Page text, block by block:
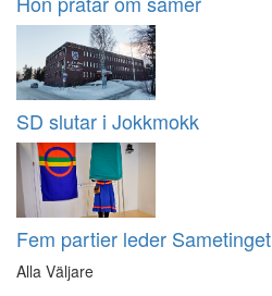
SD slutar i Jokkmokk
Fem partier leder Sametinget
Alla Väljare